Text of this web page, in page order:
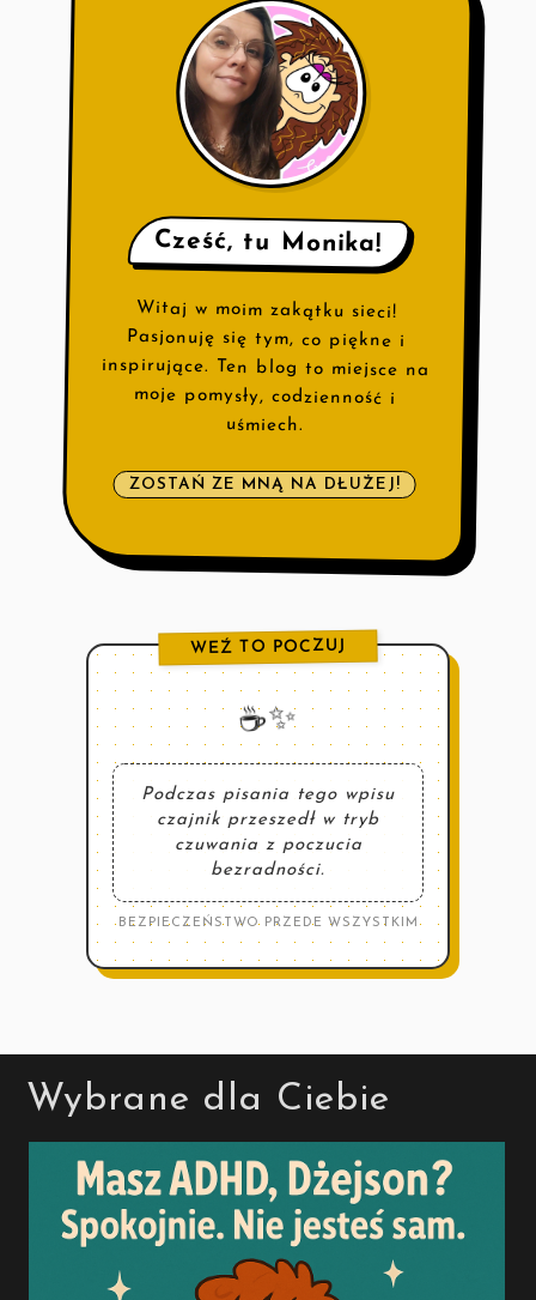
Cześć, tu Monika!
Witaj w moim zakątku sieci!
Pasjonuję się tym, co piękne i
inspirujące. Ten blog to miejsce na
moje pomysły, codzienność i
uśmiech.
ZOSTAŃ ZE MNĄ NA DŁUŻEJ!
WEŹ TO POCZUJ
☕️✨
Podczas pisania tego wpisu
czajnik przeszedł w tryb
czuwania z poczucia
bezradności.
BEZPIECZEŃSTWO PRZEDE WSZYSTKIM
Wybrane dla Ciebie